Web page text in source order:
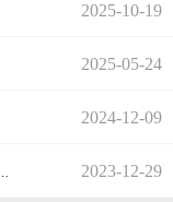
2025-10-19
2025-05-24
2024-12-09
2023-12-29